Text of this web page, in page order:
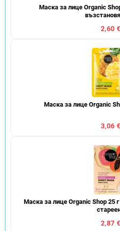
Маска за лице Organic
2,60 €
Маска за лице Organic
3,06 €
Маска за лице Organic Shop 25
2,87 €